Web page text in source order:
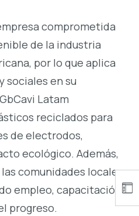
comprometida
de la industria
por lo que aplica
sociales en su
Latam
reciclados para
de electrodos,
ecológico. Además,
comunidades locales
empleo, capacitación
progreso.